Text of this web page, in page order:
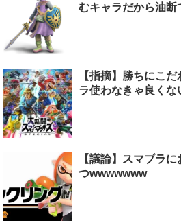
むキャラだから油
【指摘】勝ちにこ
ラ使わなきゃ良くな
【議論】スマブラ
つwwwwwww